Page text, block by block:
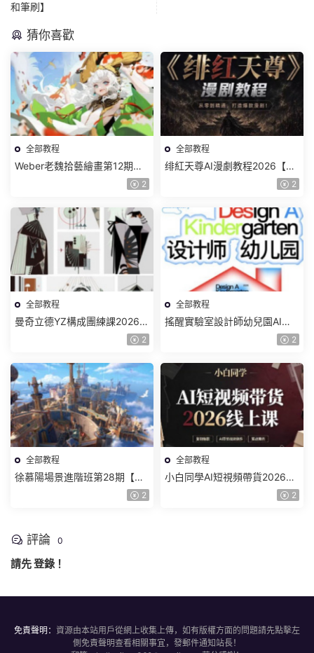
和筆刷】
猜你喜歡
全部教程
Weber老魏拾藝繪畫第12期角
色特訓班【畫質不錯隻有視
2
全部教程
绯紅天尊AI漫劇教程2026【畫
2
全部教程
曼奇立德YZ構成團練課2026年
8月已結課【畫質高清有課件】
2
全部教程
搖醒實驗室設計師幼兒園AI軟
件基礎課2025【畫質不錯有素
2
全部教程
徐慕陽場景進階班第28期【畫
2
全部教程
小白同學AI短視頻帶貨2026線
2
評論 0
請先登錄 ！
免責聲明： 資源由本站用戶從網上收集上傳，如有版權方面的問題請先點擊左
側免責聲明查看相關事宜，發郵件通知站長！